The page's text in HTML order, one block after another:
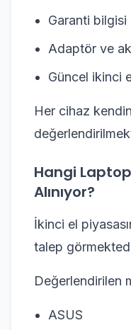
Garanti bilgisi
Adaptör ve
Güncel ikinci
Her cihaz
Hangi
Alınıyor?
İkinci el
talep
Değerlendirilen
ASUS